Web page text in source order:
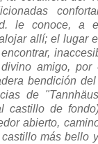
le conoce, a
allí; el lugar
amigo, por
bendición del
de
castillo de
abierto,
más bello